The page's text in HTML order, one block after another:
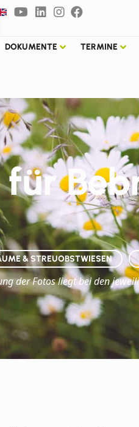
DOKUMENTE TERMINE
& STREUOBSTWIESEN
der Fotos liegt bei den